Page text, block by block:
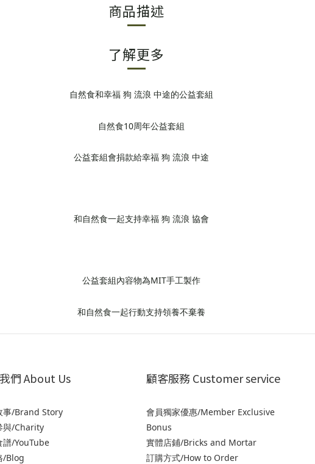
商品描述
了解更多
們 About Us
事/Brand Story
與/Charity
譜/YouTube
/Blog
顧客服務 Customer service
會員獨家優惠/Member Exclusive
Bonus
實體店鋪/Bricks and Mortar
訂購方式/How to Order